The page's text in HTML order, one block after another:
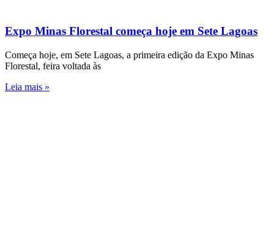
Expo Minas Florestal começa hoje em Sete Lagoas
Começa hoje, em Sete Lagoas, a primeira edição da Expo Minas
Florestal, feira voltada às
Leia mais »